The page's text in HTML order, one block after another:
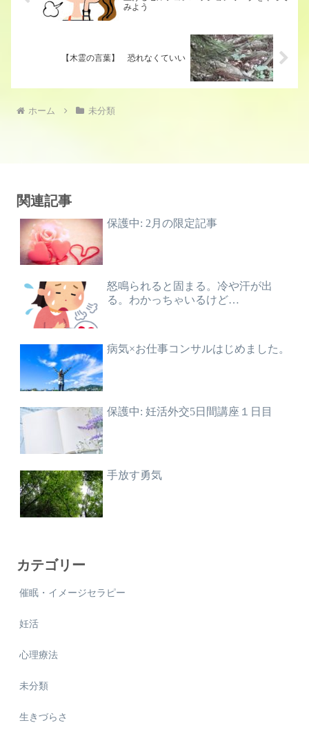
みよう
【木霊の言葉】 恐れなくていい
ホーム 未分類
関連記事
保護中: 2月の限定記事
怒鳴られると固まる。冷や汗が出
る。わかっちゃいるけど…
病気×お仕事コンサルはじめました。
保護中: 妊活外交5日間講座１日目
手放す勇気
カテゴリー
催眠・イメージセラピー
妊活
心理療法
未分類
生きづらさ